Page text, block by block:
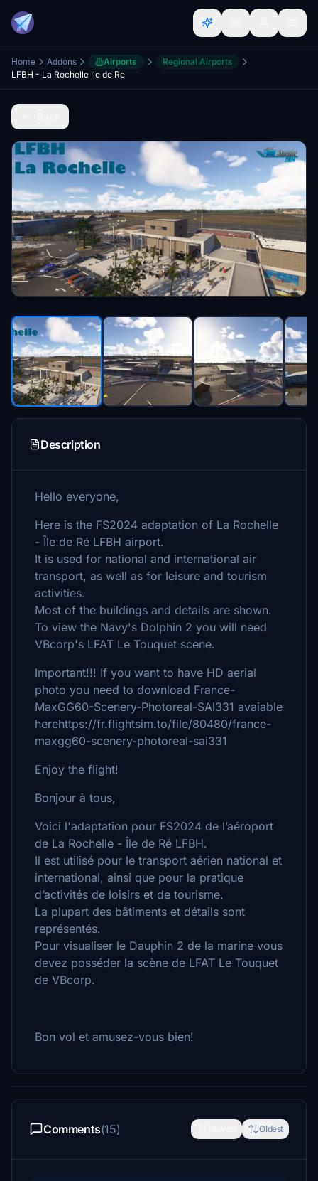
Home Addons Airports
Regional Airports
LFBH - La Rochelle Ile de Re
Description
Hello everyone,
Here is the FS2024 adaptation of La Rochelle
- Île de Ré LFBH airport.
It is used for national and international air
transport, as well as for leisure and tourism
activities.
Most of the buildings and details are shown.
To view the Navy's Dolphin 2 you will need
VBcorp's LFAT Le Touquet scene.
Important!!! If you want to have HD aerial
photo you need to download France-
MaxGG60-Scenery-Photoreal-SAI331 avaiable
herehttps://fr.flightsim.to/file/80480/france-
maxgg60-scenery-photoreal-sai331
Enjoy the flight!
Bonjour à tous,
Voici l'adaptation pour FS2024 de l’aéroport
de La Rochelle - Île de Ré LFBH.
Il est utilisé pour le transport aérien national et
international, ainsi que pour la pratique
d’activités de loisirs et de tourisme.
La plupart des bâtiments et détails sont
représentés.
Pour visualiser le Dauphin 2 de la marine vous
devez posséder la scène de LFAT Le Touquet
de VBcorp.
Bon vol et amusez-vous bien!
Comments(15) Oldest